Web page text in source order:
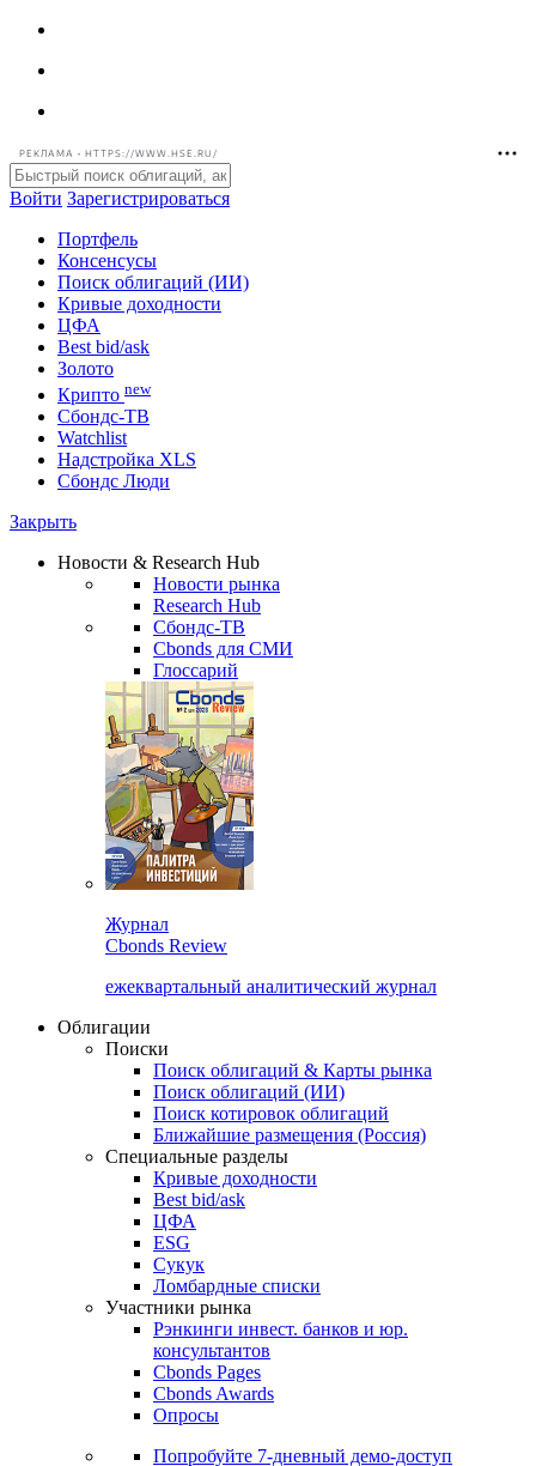
РЕКЛАМА • HTTPS://WWW.HSE.RU/
Войти Зарегистрироваться
Портфель
Консенсусы
Поиск облигаций (ИИ)
Кривые доходности
ЦФА
Best bid/ask
Золото
Крипто new
Watchlist
Сбондс Люди
Новости & Research Hub
Новости рынка
Research Hub
Сбондс-ТВ
Cbonds для СМИ
Глоссарий
Cbonds Review
ежеквартальный аналитический журнал
Облигации
Поиски
Поиск облигаций & Карты рынка
Поиск облигаций (ИИ)
Поиск котировок облигаций
Ближайшие размещения (Россия)
Специальные разделы
Кривые доходности
Best bid/ask
ЦФА
ESG
Сукук
Ломбардные списки
Участники рынка
Рэнкинги инвест. банков и юр.
Cbonds Pages